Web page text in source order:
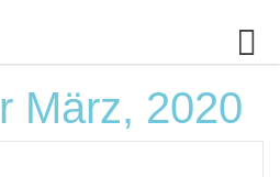
März, 2020